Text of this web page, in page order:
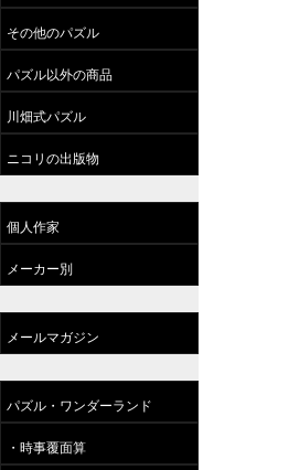
その他のパズル
パズル以外の商品
川畑式パズル
ニコリの出版物
個人作家
メーカー別
メールマガジン
パズル・ワンダーランド
・時事覆面算